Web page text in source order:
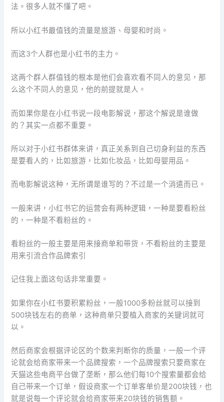
法。很多人就不懂了吧。
所以小红书最值钱的流量是旅游、母婴和时尚。
而这3个人群也是小红书的主力。
这两个群人群值钱的根本是他们会喜欢看不同人的意见，那
么这个不同人的意见，他的前提就是人。
而如果你是在小红书说一段电影解说，那这个解说是谁做
的？其实一点都不重要。
所以对于小红书群体来讲，真正关系到自己切身利益的东西
是要看人的，比如旅游，比如化妆品，比如母婴用品。
而电影解说这种，无所谓是谁写的？不过是一个消遣而已。
一般来讲，小红书它的运营会有两种逻辑，一种是要看粉丝
的，一种是不看粉丝的。
看粉丝的一般主要是用来接商单和带货，不看粉丝的主要是
用来引流合作品牌索引
记住我上面这句话非常重要。
如果你在小红书要积累粉丝，一般1000多粉丝就可以接到
500块钱左右的商单，这种商单只要植入商家的关键词就可
以。
然后商家会根据评论区的个数来判断你的质量，一般一个评
论就会给商家带来一个品牌搜索，一个品牌搜索只要商家在
天猫这些电商平台做了垄断，那么他们每10个搜索量都会给
自己带来一个订单，假设商家一个订单客单价是200块钱，也
就是说每一个评论就会给商家带来20块钱的销售额。